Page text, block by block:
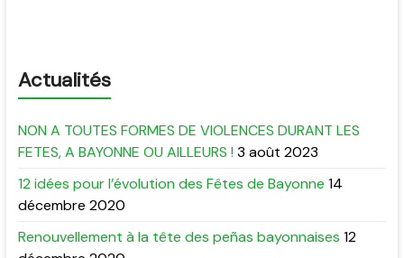
Actualités
NON A TOUTES FORMES DE VIOLENCES DURANT LES
FETES, A BAYONNE OU AILLEURS ! 3 août 2023
12 idées pour l’évolution des Fêtes de Bayonne 14
décembre 2020
Renouvellement à la tête des peñas bayonnaises 12